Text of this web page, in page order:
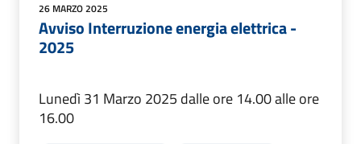
26 MARZO 2025
Avviso Interruzione energia elettrica -
2025
Lunedì 31 Marzo 2025 dalle ore 14.00 alle ore
16.00